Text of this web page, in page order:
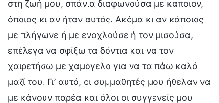
στη ζωή μου, σπάνια διαφωνούσα με κάποιον,
όποιος κι αν ήταν αυτός. Ακόμα κι αν κάποιος
με πλήγωνε ή με ενοχλούσε ή τον μισούσα,
επέλεγα να σφίξω τα δόντια και να τον
χαιρετήσω με χαμόγελο για να τα πάω καλά
μαζί του. Γι’ αυτό, οι συμμαθητές μου ήθελαν να
με κάνουν παρέα και όλοι οι συγγενείς μου